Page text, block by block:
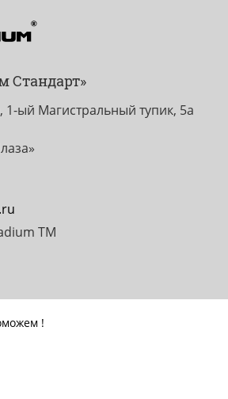
Стандарт»
1-ый Магистральный тупик, 5а
TM
!